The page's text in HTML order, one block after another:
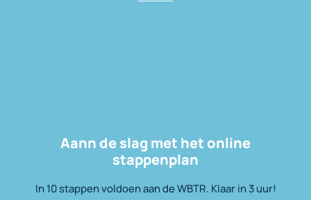
Aann de slag met het online
stappenplan
In 10 stappen voldoen aan de WBTR. Klaar in 3 uur!